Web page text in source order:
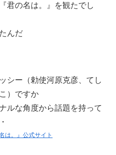
君の名は。』を観たでし
んだ
シー（勅使河原克彦、てし
）ですか
ルな角度から話題を持って
は。』公式サイト